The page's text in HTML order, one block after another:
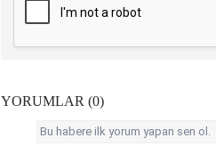
YORUMLAR (0)
Bu habere ilk yorum yapan sen ol.